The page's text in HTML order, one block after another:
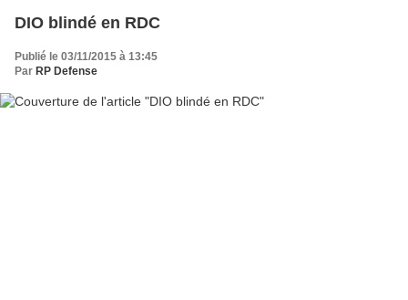
DIO blindé en RDC
Publié le 03/11/2015 à 13:45
Par RP Defense